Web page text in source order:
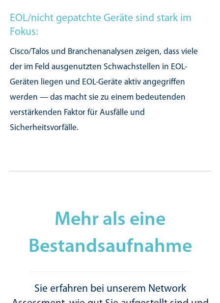
EOL/nicht gepatchte Geräte sind stark im
Fokus:
Cisco/Talos und Branchenanalysen zeigen, dass viele
der im Feld ausgenutzten Schwachstellen in EOL-
Geräten liegen und EOL-Geräte aktiv angegriffen
werden — das macht sie zu einem bedeutenden
verstärkenden Faktor für Ausfälle und
Sicherheitsvorfälle.
Mehr als eine
Bestandsaufnahme
Sie erfahren bei unserem Network